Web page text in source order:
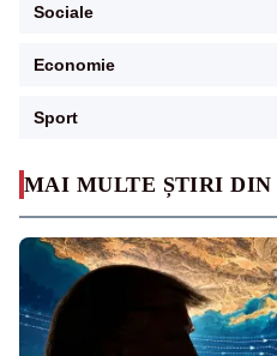
MAI MULTE ȘTIRI DIN
Sociale
Economie
Sport